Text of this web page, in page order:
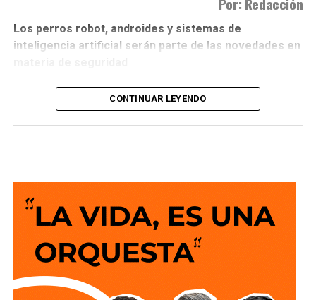
Las declaraciones surgen en medio del debate sobre el
comportamiento del mercado laboral en la entidad, donde
diversos indicadores oficiales han mostrado variaciones
mientras el gobierno estatal sostiene que la principal
dificultad de las empresas es encontrar personal
suficiente para cubrir sus vacantes.
Los perros robot, androides y sistemas de
inteligencia artificial serán parte de las novedades en
vigilancia de la Guardia Civil Estatal, anunció el gobernador
Ricardo Gallardo Cardona.
El mandatario informó que la entidadrecibirá una
primera generación de ocho perros robot
conformarán el denominado“K9 cibernético”,
cinco androides que
traslado de aproximadamente un mes y medio.
CONTINUAR LEYENDO